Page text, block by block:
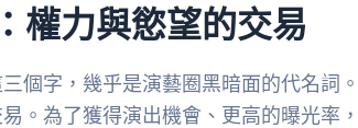
權力與慾望的交易
三個字，幾乎是演藝圈黑暗面的代名
。為了獲得演出機會、更高的曝光率